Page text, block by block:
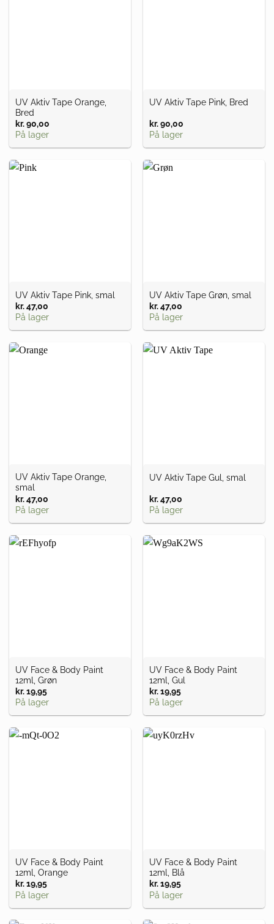
UV Aktiv Tape Orange,
Bred
kr.90,00
På lager
UV Aktiv Tape Pink, Bred
kr.90,00
På lager
UV Aktiv Tape Pink, smal
kr.47,00
På lager
UV Aktiv Tape Grøn, smal
kr.47,00
På lager
UV Aktiv Tape Orange,
smal
kr.47,00
På lager
UV Aktiv Tape Gul, smal
kr.47,00
På lager
UV Face & Body Paint
12ml, Grøn
kr.19,95
På lager
UV Face & Body Paint
12ml, Gul
kr.19,95
På lager
UV Face & Body Paint
12ml, Orange
kr.19,95
På lager
UV Face & Body Paint
12ml, Blå
kr.19,95
På lager